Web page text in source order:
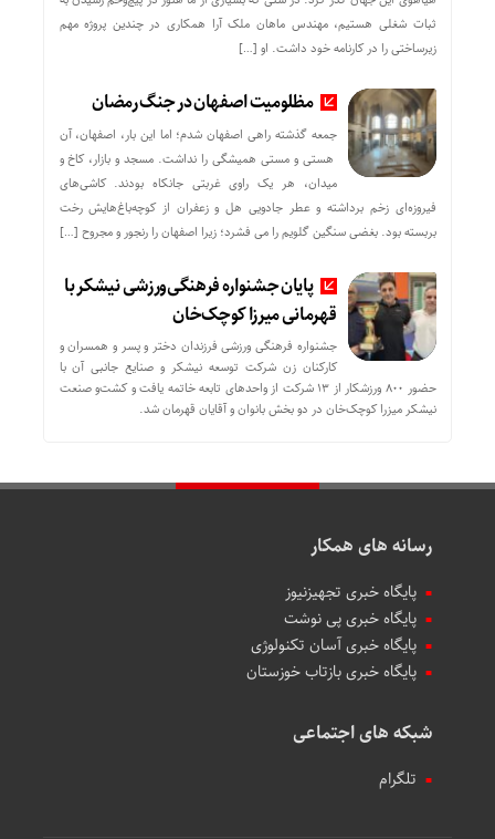
ثبات شغلی هستیم، مهندس ماهان ملک آرا همکاری در چندین پروژه مهم
زیرساختی را در کارنامه خود داشت. او […]
مظلومیت اصفهان در جنگ رمضان
جمعه گذشته راهی اصفهان شدم؛ اما این بار، اصفهان، آن
هستی و مستی همیشگی را نداشت. مسجد و بازار، کاخ و
میدان، هر یک راوی غربتی جانکاه بودند. کاشی‌های
فیروزه‌ای زخم برداشته و عطر جادویی هل و زعفران از کوچه‌باغ‌هایش رخت
بربسته بود. بغضی سنگین گلویم را می فشرد؛ زیرا اصفهان را رنجور و مجروح […]
پایان جشنواره فرهنگی‌ورزشی نیشکر با
قهرمانی میرزا کوچک‌خان
جشنواره فرهنگی ورزشی فرزندان دختر و پسر و همسران و
کارکنان زن شرکت توسعه نیشکر و صنایع جانبی آن با
حضور 800 ورزشکار از 13 شرکت از واحدهای تابعه خاتمه یافت و کشت‌و صنعت
نیشکر میزرا کوچک‌خان در دو بخش بانوان و آقایان قهرمان شد.
رسانه های همکار
پایگاه خبری تجهیزنیوز
پایگاه خبری پی نوشت
پایگاه خبری آسان تکنولوژی
پایگاه خبری بازتاب خوزستان
شبکه های اجتماعی
تلگرام